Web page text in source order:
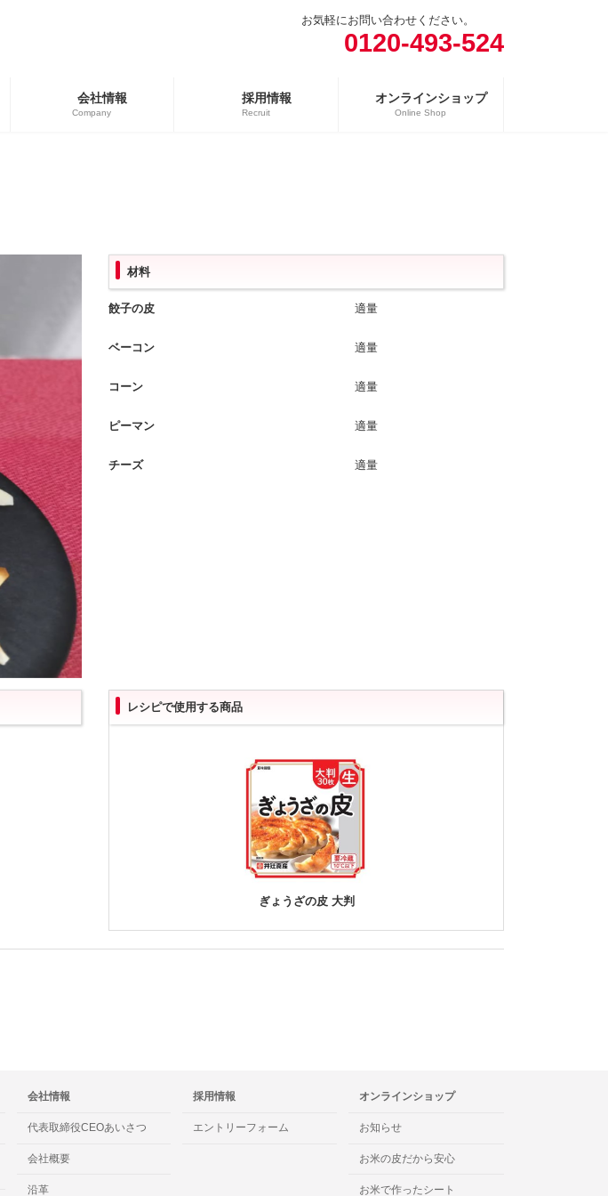
お気軽にお問い合わせください。
0120-493-524
会社情報
Company
採用情報
Recruit
オンラインショップ
Online Shop
材料
餃子の皮 適量
ベーコン 適量
コーン 適量
ピーマン 適量
チーズ 適量
レシピで使用する商品
ぎょうざの皮 大判
会社情報
代表取締役CEOあいさつ
会社概要
沿革
採用情報
エントリーフォーム
オンラインショップ
お知らせ
お米の皮だから安心
お米で作ったシート